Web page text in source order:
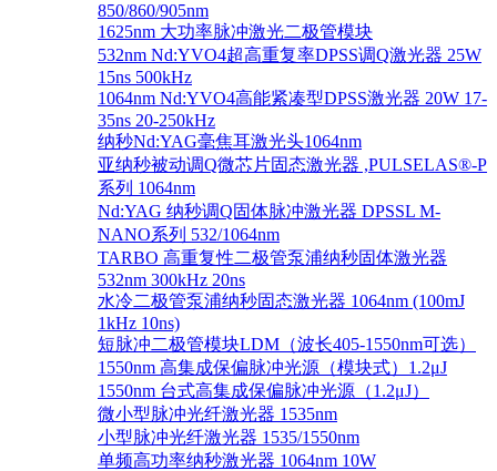
850/860/905nm
1625nm 大功率脉冲激光二极管模块
532nm Nd:YVO4超高重复率DPSS调Q激光器 25W
15ns 500kHz
1064nm Nd:YVO4高能紧凑型DPSS激光器 20W 17-
35ns 20-250kHz
纳秒Nd:YAG毫焦耳激光头1064nm
亚纳秒被动调Q微芯片固态激光器 ,PULSELAS®-P
系列 1064nm
Nd:YAG 纳秒调Q固体脉冲激光器 DPSSL M-
NANO系列 532/1064nm
TARBO 高重复性二极管泵浦纳秒固体激光器
532nm 300kHz 20ns
水冷二极管泵浦纳秒固态激光器 1064nm (100mJ
1kHz 10ns)
短脉冲二极管模块LDM（波长405-1550nm可选）
1550nm 高集成保偏脉冲光源（模块式）1.2μJ
1550nm 台式高集成保偏脉冲光源（1.2μJ）
微小型脉冲光纤激光器 1535nm
小型脉冲光纤激光器 1535/1550nm
单频高功率纳秒激光器 1064nm 10W